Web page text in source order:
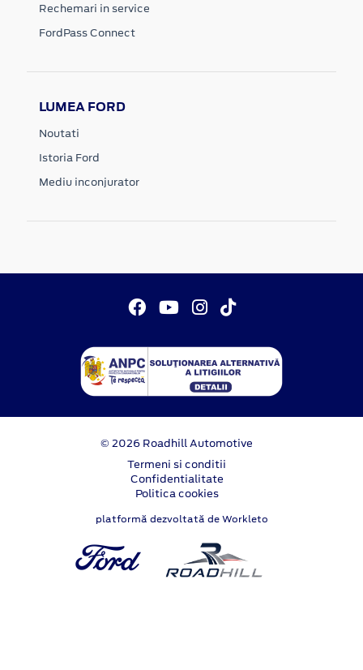
Rechemari in service
FordPass Connect
LUMEA FORD
Noutati
Istoria Ford
Mediu inconjurator
© 2026 Roadhill Automotive
Termeni si conditii
Confidentialitate
Politica cookies
platformă dezvoltată de Workleto